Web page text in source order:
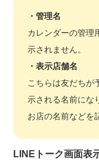
・管理名
カレンダーの管理
示されません。
・表示店舗名
こちらは友だちが
示される名前にな
お店の名前などを
LINEトーク画面表